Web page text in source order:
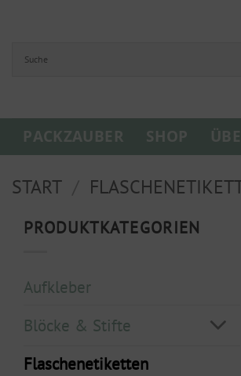
springen
PACKZAUBER SHOP
START
PRODUKTKATEGORIEN
Aufkleber
Blöcke & Stifte
Flaschenetiketten